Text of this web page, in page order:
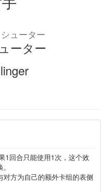
ューター
ーター
1回合只能使用1次，这个效
方为自己的额外卡组的表侧